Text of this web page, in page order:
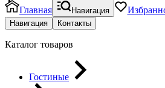
Главная Навигация
Навигация Контакты
Каталог товаров
Гостиные